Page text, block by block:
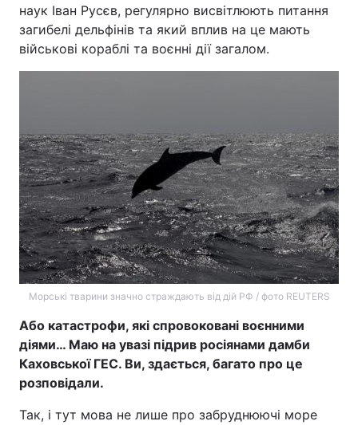
наук Іван Русєв, регулярно висвітлюють питання
загибелі дельфінів та який вплив на це мають
військові кораблі та воєнні дії загалом.
Морські тварини значно страждають від дій РФ / фото REUTERS
Або катастрофи, які спровоковані воєнними
діями… Маю на увазі підрив росіянами дамби
Каховської ГЕС. Ви, здається, багато про це
розповідали.
Так, і тут мова не лише про забруднюючі море